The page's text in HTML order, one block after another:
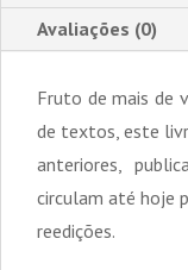
Avaliações (0)
Fruto de mais de
de textos, este
anteriores,
circulam até hoje
reedições.